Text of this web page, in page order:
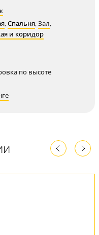
,Спальня,Зал,
и коридор
по высоте